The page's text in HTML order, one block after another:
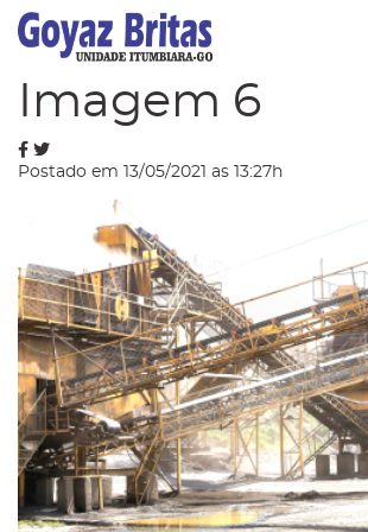
Ocultar Submenu
Blog
Imagem 6
Postado em 13/05/2021 as 13:27h